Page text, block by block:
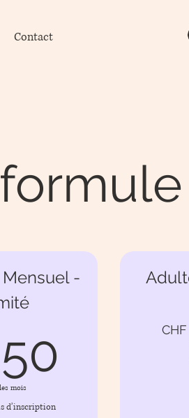
Contact
-
mois
d’inscription
CHF